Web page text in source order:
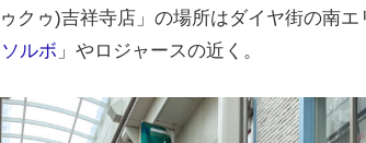
ゥクゥ)吉祥寺店」の場所はダイヤ街の南
ルボ 」やロジャースの近く。